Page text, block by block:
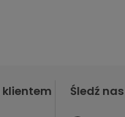
klientem Śledź